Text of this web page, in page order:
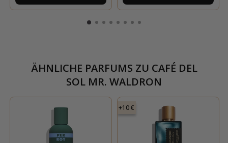
ÄHNLICHE PARFUMS ZU CAFÉ DEL
SOL MR. WALDRON
+10 €